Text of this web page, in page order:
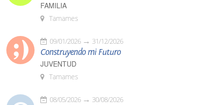
FAMILIA
Tamames
09/01/2026 31/12/2026
Construyendo mi Futuro
JUVENTUD
Tamames
08/05/2026 30/08/2026